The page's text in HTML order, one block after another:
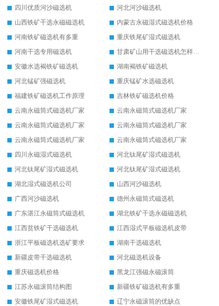
四川优质河沙磁选机
河北河沙磁选机
山西铁矿干选永磁磁选机
内蒙古永磁湿式磁选机价格
河南铁矿磁选机有多重
重庆铁尾矿湿式磁选机
河南干选专用磁选机
甘肃矿山用干选磁选机怎样调磁
安徽水选褐铁矿磁选机
湖南褐铁矿磁选机
河北锰矿强磁选机
重庆锰矿水选磁选机
福建铁矿磁选机工作原理
吉林铁矿磁选机价格
云南永磁筒式磁选机厂家
云南永磁筒式磁选机厂家
云南永磁筒式磁选机厂家
云南永磁筒式磁选机厂家
云南永磁筒式磁选机厂家
云南永磁筒式磁选机厂家
四川永磁湿式磁选机
河北钛尾矿湿式磁选机
河北钛尾矿湿式磁选机
河北钛尾矿湿式磁选机
湖北湿式磁选机公司
山西河沙磁选机
广西河沙磁选机
德州永磁筒式磁选机
广东湛江永磁筒式磁选机
湖北铁矿干选永磁磁选机
江西贫铁矿干选磁选机
江西湿式平板磁选机皮带
浙江平板磁选机选矿要求
湖南干选磁选机
新疆皮带干选磁选机
河北磁选机设备
重庆磁选机价格
黑龙江强磁永磁滚筒
江苏永磁滚筒结构图
新疆铁矿磁选机有多重
安徽铁尾矿湿式磁选机
辽宁永磁滚筒的优缺点